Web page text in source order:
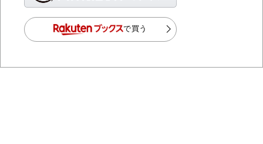
で買う